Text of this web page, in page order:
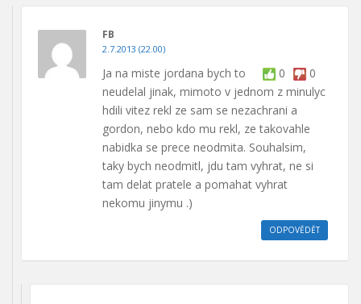
FB
2.7.2013 (22.00)
0 0
Ja na miste jordana bych to
neudelal jinak, mimoto v jednom z minulyc
hdili vitez rekl ze sam se nezachrani a
gordon, nebo kdo mu rekl, ze takovahle
nabidka se prece neodmita. Souhalsim,
taky bych neodmitl, jdu tam vyhrat, ne si
tam delat pratele a pomahat vyhrat
nekomu jinymu .)
ODPOVĚDĚT